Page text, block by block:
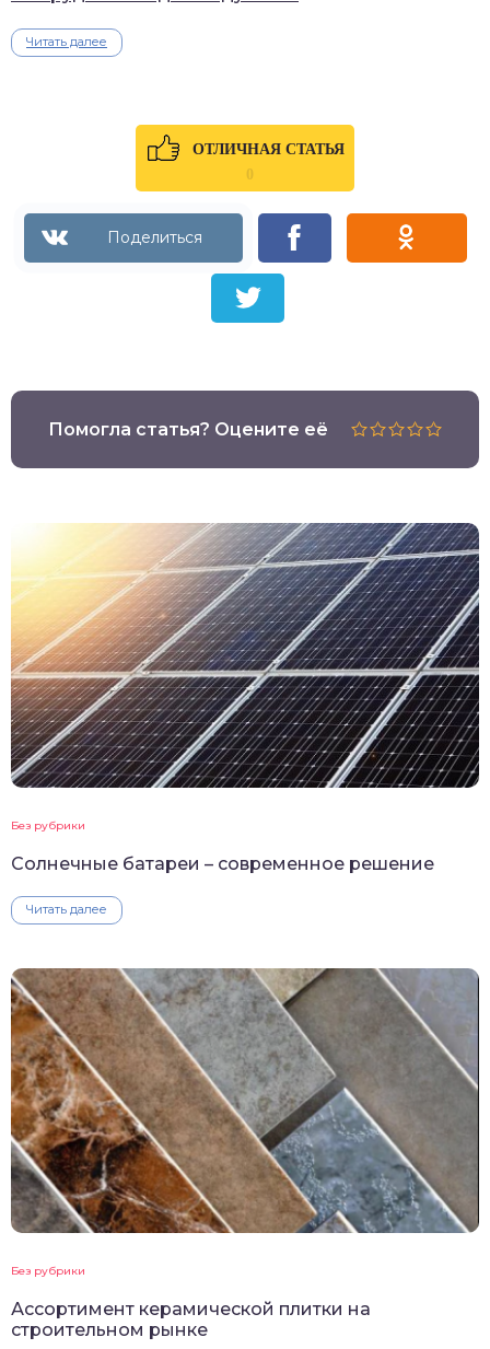
Читать далее
ОТЛИЧНАЯ СТАТЬЯ
0
Помогла статья? Оцените её
Без рубрики
Солнечные батареи – современное решение
Читать далее
Без рубрики
Ассортимент керамической плитки на
строительном рынке